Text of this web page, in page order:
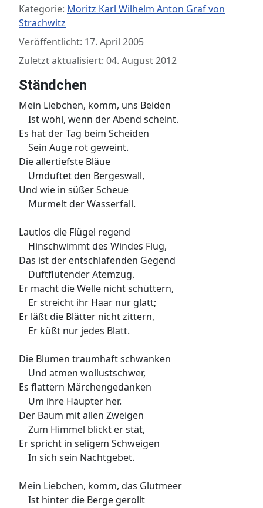
Kategorie: Moritz Karl Wilhelm Anton Graf von
Strachwitz
Veröffentlicht: 17. April 2005
Zuletzt aktualisiert: 04. August 2012
Ständchen
Mein Liebchen, komm, uns Beiden
Ist wohl, wenn der Abend scheint.
Es hat der Tag beim Scheiden
Sein Auge rot geweint.
Die allertiefste Bläue
Umduftet den Bergeswall,
Und wie in süßer Scheue
Murmelt der Wasserfall.
Lautlos die Flügel regend
Hinschwimmt des Windes Flug,
Das ist der entschlafenden Gegend
Duftflutender Atemzug.
Er macht die Welle nicht schüttern,
Er streicht ihr Haar nur glatt;
Er läßt die Blätter nicht zittern,
Er küßt nur jedes Blatt.
Die Blumen traumhaft schwanken
Und atmen wollustschwer,
Es flattern Märchengedanken
Um ihre Häupter her.
Der Baum mit allen Zweigen
Zum Himmel blickt er stät,
Er spricht in seligem Schweigen
In sich sein Nachtgebet.
Mein Liebchen, komm, das Glutmeer
Ist hinter die Berge gerollt